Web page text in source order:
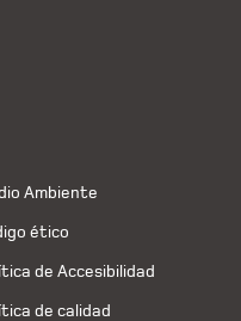
Ambiente
ético
de Accesibilidad
de calidad